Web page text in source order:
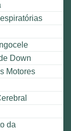
Down
Motores
da